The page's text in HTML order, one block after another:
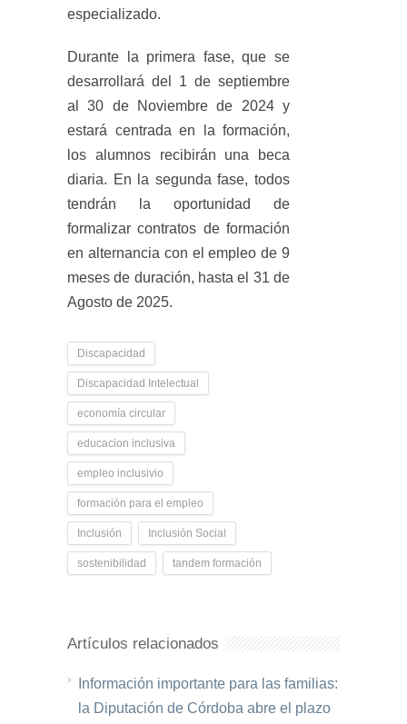
especializado.
Durante la primera fase, que se
desarrollará del 1 de septiembre
al 30 de Noviembre de 2024 y
estará centrada en la formación,
los alumnos recibirán una beca
diaria. En la segunda fase, todos
tendrán la oportunidad de
formalizar contratos de formación
en alternancia con el empleo de 9
meses de duración, hasta el 31 de
Agosto de 2025.
Discapacidad
Discapacidad Intelectual
economía circular
educacion inclusiva
empleo inclusivio
formación para el empleo
Inclusión Inclusión Social
sostenibilidad tandem formación
Artículos relacionados
Información importante para las familias:
la Diputación de Córdoba abre el plazo